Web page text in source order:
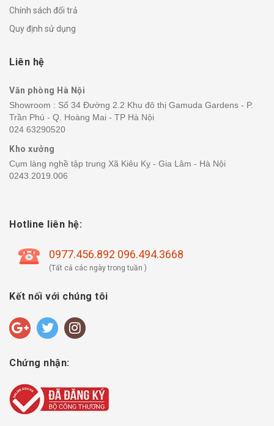
Chính sách đổi trả
Quy định sử dụng
Liên hệ
Văn phòng Hà Nội
Showroom : Số 34 Đường 2.2 Khu đô thị Gamuda Gardens - P.
Trần Phú - Q. Hoàng Mai - TP Hà Nội
024 63290520
Kho xưởng
Cụm làng nghề tập trung Xã Kiêu Kỵ - Gia Lâm - Hà Nội
0243.2019.006
Hotline liên hệ:
0977.456.892 096.494.3668
(Tất cả các ngày trong tuần )
Kết nối với chúng tôi
Chứng nhận: